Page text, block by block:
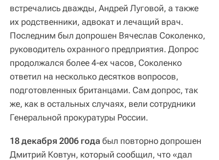
встречались дважды, Андрей Луговой, а также
их родственники, адвокат и лечащий врач.
Последним был допрошен Вячеслав Соколенко,
руководитель охранного предприятия. Допрос
продолжался более 4-ех часов, Соколенко
ответил на несколько десятков вопросов,
подготовленных британцами. Сам допрос, так
же, как в остальных случаях, вели сотрудники
Генеральной прокуратуры России.
18 декабря 2006 года был повторно допрошен
Дмитрий Ковтун, который сообщил, что «дал